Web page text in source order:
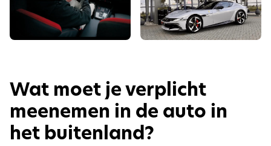
Wat moet je verplicht
meenemen in de auto in
het buitenland?